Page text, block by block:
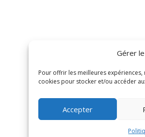
Gérer
Pour offrir les meilleures
cookies pour stocker et/ou accéder
Accepter